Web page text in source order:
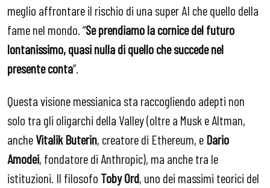
meglio affrontare il rischio di una super AI che quello della
fame nel mondo. “Se prendiamo la cornice del futuro
lontanissimo, quasi nulla di quello che succede nel
presente conta”.
Questa visione messianica sta raccogliendo adepti non
solo tra gli oligarchi della Valley (oltre a Musk e Altman,
ancheVitalik Buterin, creatore di Ethereum, e Dario
Amodei, fondatore di Anthropic), ma anche tra le
istituzioni. Il filosofo Toby Ord, uno dei massimi teorici del